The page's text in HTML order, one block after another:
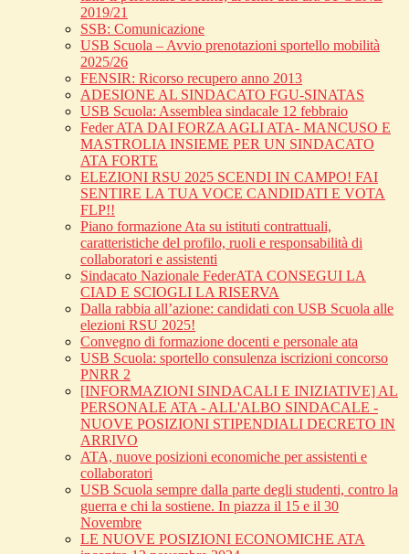
2019/21
SSB: Comunicazione
USB Scuola – Avvio prenotazioni sportello mobilità
2025/26
FENSIR: Ricorso recupero anno 2013
ADESIONE AL SINDACATO FGU-SINATAS
USB Scuola: Assemblea sindacale 12 febbraio
Feder ATA DAI FORZA AGLI ATA- MANCUSO E
MASTROLIA INSIEME PER UN SINDACATO
ATA FORTE
ELEZIONI RSU 2025 SCENDI IN CAMPO! FAI
SENTIRE LA TUA VOCE CANDIDATI E VOTA
FLP!!
Piano formazione Ata su istituti contrattuali,
caratteristiche del profilo, ruoli e responsabilità di
collaboratori e assistenti
Sindacato Nazionale FederATA CONSEGUI LA
CIAD E SCIOGLI LA RISERVA
Dalla rabbia all’azione: candidati con USB Scuola alle
elezioni RSU 2025!
Convegno di formazione docenti e personale ata
USB Scuola: sportello consulenza iscrizioni concorso
PNRR 2
[INFORMAZIONI SINDACALI E INIZIATIVE] AL
PERSONALE ATA - ALL'ALBO SINDACALE -
NUOVE POSIZIONI STIPENDIALI DECRETO IN
ARRIVO
ATA, nuove posizioni economiche per assistenti e
collaboratori
USB Scuola sempre dalla parte degli studenti, contro la
guerra e chi la sostiene. In piazza il 15 e il 30
Novembre
LE NUOVE POSIZIONI ECONOMICHE ATA